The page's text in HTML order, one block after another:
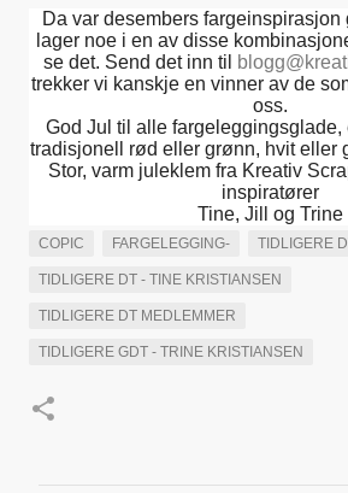
Da var desembers fargeinspirasjon
lager noe i en av disse
se det. Send det inn til
trekker vi kanskje en vinner av de
oss.
God Jul til alle fargeleggingsglade,
tradisjonell rød eller grønn, hvit eller
Stor, varm juleklem fra Kreativ
inspiratører
Tine, Jill og Trine
COPIC FARGELEGGING- TIDLIGERE
TIDLIGERE DT - TINE KRISTIANSEN
TIDLIGERE DT MEDLEMMER
TIDLIGERE GDT - TRINE KRISTIANSEN